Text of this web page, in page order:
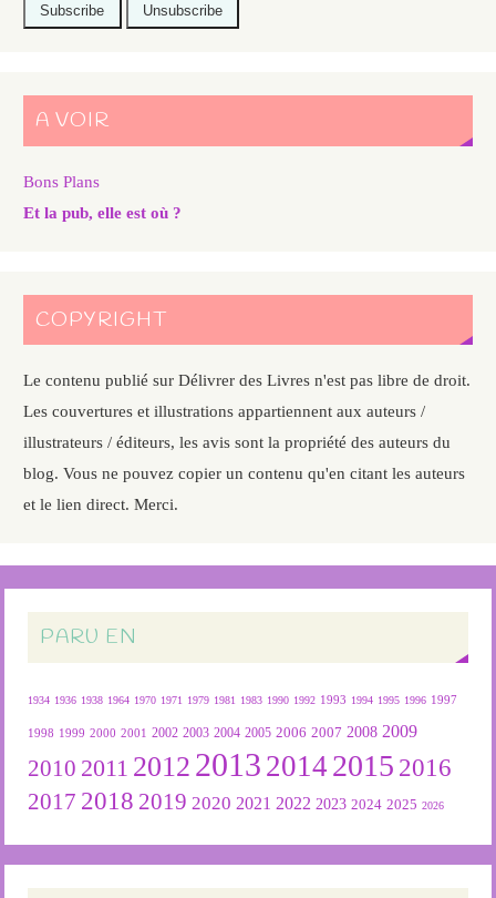
A VOIR
Bons Plans
Et la pub, elle est où ?
COPYRIGHT
Le contenu publié sur Délivrer des Livres n'est pas libre de droit.
Les couvertures et illustrations appartiennent aux auteurs /
illustrateurs / éditeurs, les avis sont la propriété des auteurs du
blog. Vous ne pouvez copier un contenu qu'en citant les auteurs
et le lien direct. Merci.
PARU EN
1934 1936 1938 1964 1970 1971 1979 1981 1983 1990 1992 1993 1994 1995 1996 1997
1998 1999 2000 2001 2002 2003 2004 2005 2006 2007 2008 2009
2010 2011 2012 2013 2014 2015 2016
2017 2018 2019 2020 2021 2022 2023 2024 2025 2026